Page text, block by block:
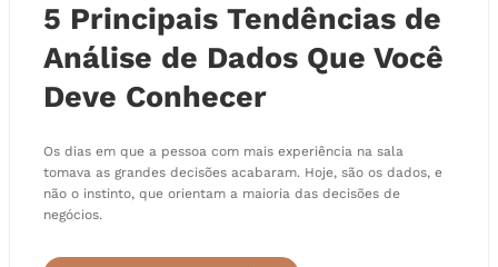
5 Principais Tendências de
Análise de Dados Que Você
Deve Conhecer
Os dias em que a pessoa com mais experiência na sala
tomava as grandes decisões acabaram. Hoje, são os dados, e
não o instinto, que orientam a maioria das decisões de
negócios.